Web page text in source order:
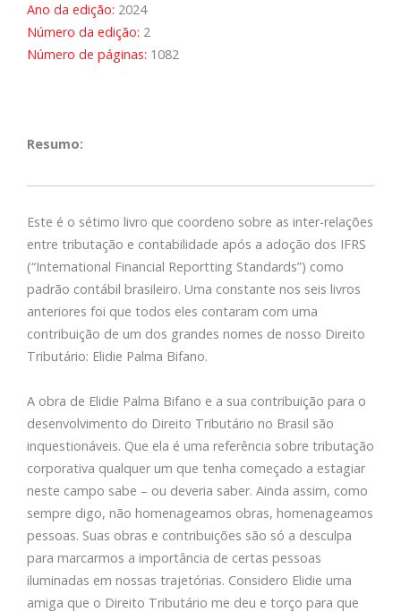
Ano da edição: 2024
Número da edição: 2
Número de páginas: 1082
Resumo:
Este é o sétimo livro que coordeno sobre as inter-relações
entre tributação e contabilidade após a adoção dos IFRS
(“International Financial Reportting Standards”) como
padrão contábil brasileiro. Uma constante nos seis livros
anteriores foi que todos eles contaram com uma
contribuição de um dos grandes nomes de nosso Direito
Tributário: Elidie Palma Bifano.
A obra de Elidie Palma Bifano e a sua contribuição para o
desenvolvimento do Direito Tributário no Brasil são
inquestionáveis. Que ela é uma referência sobre tributação
corporativa qualquer um que tenha começado a estagiar
neste campo sabe – ou deveria saber. Ainda assim, como
sempre digo, não homenageamos obras, homenageamos
pessoas. Suas obras e contribuições são só a desculpa
para marcarmos a importância de certas pessoas
iluminadas em nossas trajetórias. Considero Elidie uma
amiga que o Direito Tributário me deu e torço para que